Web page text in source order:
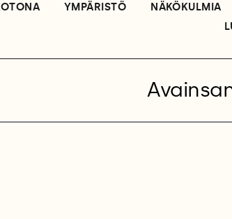
YMPÄRISTÖ NÄKÖKULMIA